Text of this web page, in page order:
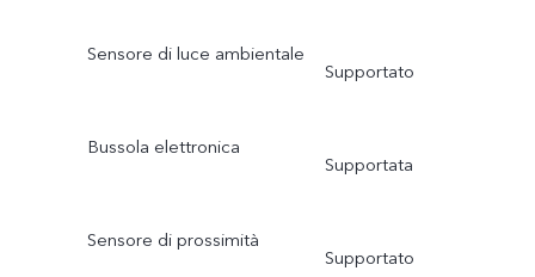
Sensore di luce ambientale
Supportato
Bussola elettronica
Supportata
Sensore di prossimità
Supportato